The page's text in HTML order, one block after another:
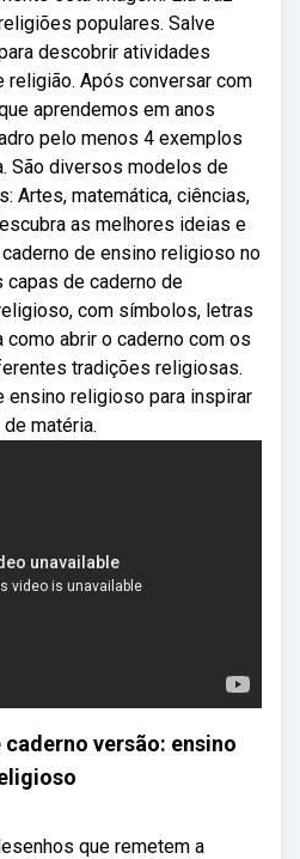
populares. Salve
descobrir atividades
religião. Após conversar com
aprendemos em anos
pelo menos 4 exemplos
São diversos modelos de
Artes, matemática, ciências,
as melhores ideias e
de ensino religioso no
capas de caderno de
com símbolos, letras
como abrir o caderno com os
tradições religiosas.
ensino religioso para inspirar
matéria.
versão: ensino
que remetem a